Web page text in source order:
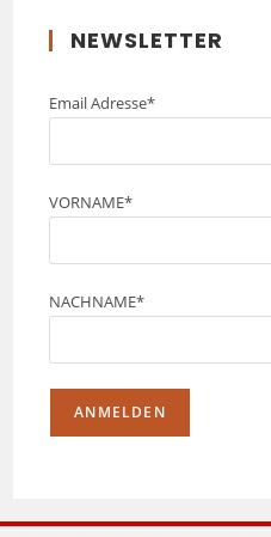
NEWSLETTER
Email Adresse*
VORNAME*
NACHNAME*